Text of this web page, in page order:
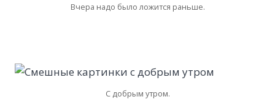
Вчера надо было ложится раньше.
С добрым утром.